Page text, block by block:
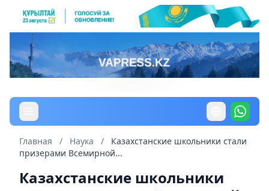
Главная / Наука /
Казахстанские школьники стали
призерами Всемирной...
Казахстанские школьники